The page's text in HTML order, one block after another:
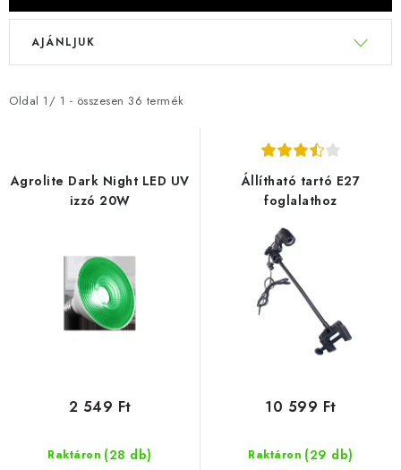
T
m
e
Oldal 1 / 1 - összesen 36 termék
T
m
e
AJÁNLJUK
Agrolite Dark Night LED UV
izzó 20W
Raktáron (28 db)
2 549 Ft
Állítható tartó E27
foglalathoz
Raktáron (29 db)
10 599 Ft